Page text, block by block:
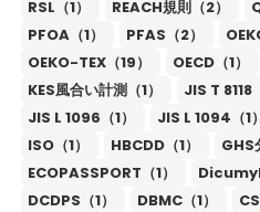
RSL（1）
REACH規則（2）
PFOA（1）
PFAS（2）
OEKO-TEX（19）
OECD（1）
KES風合い計測（1）
JIS T 8118
JIS L 1096（1）
JIS L 1094（1）
ISO（1）
HBCDD（1） GHS
ECOPASSPORT（1）
DCDPS（1）
DBMC（1）